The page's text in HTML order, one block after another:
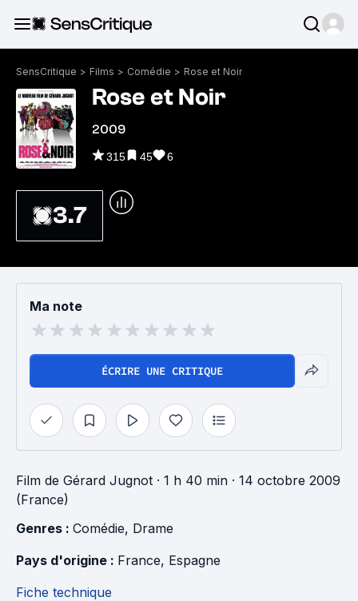
SensCritique > Films > Comédie > Rose et Noir
Rose et Noir
2009
315 45 6
3.7
Ma note
ÉCRIRE UNE CRITIQUE
Film de Gérard Jugnot · 1 h 40 min · 14 octobre 2009
(France)
Genres : Comédie, Drame
Pays d'origine : France, Espagne
Fiche technique